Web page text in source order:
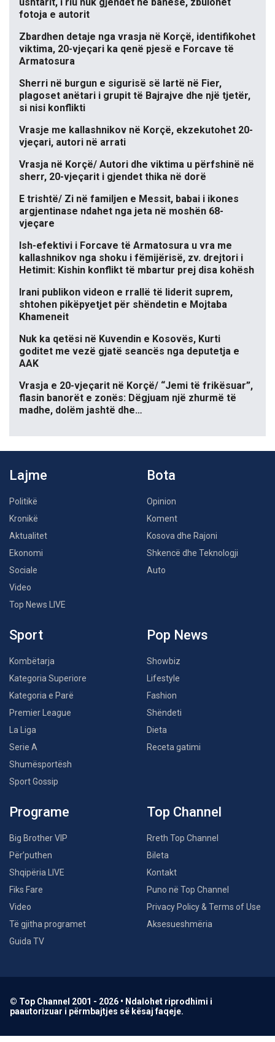
fotoja e autorit
Zbardhen detaje nga vrasja në Korçë, identifikohet
viktima, 20-vjeçari ka qenë pjesë e Forcave të
Armatosura
Sherri në burgun e sigurisë së lartë në Fier,
plagoset anëtari i grupit të Bajrajve dhe një tjetër,
si nisi konflikti
Vrasje me kallashnikov në Korçë, ekzekutohet 20-
vjeçari, autori në arrati
Vrasja në Korçë/ Autori dhe viktima u përfshinë në
sherr, 20-vjeçarit i gjendet thika në dorë
E trishtë/ Zi në familjen e Messit, babai i ikones
argjentinase ndahet nga jeta në moshën 68-
vjeçare
Ish-efektivi i Forcave të Armatosura u vra me
kallashnikov nga shoku i fëmijërisë, zv. drejtori i
Hetimit: Kishin konflikt të mbartur prej disa kohësh
Irani publikon videon e rrallë të liderit suprem,
shtohen pikëpyetjet për shëndetin e Mojtaba
Khameneit
Nuk ka qetësi në Kuvendin e Kosovës, Kurti
goditet me vezë gjatë seancës nga deputetja e
AAK
Vrasja e 20-vjeçarit në Korçë/ “Jemi të frikësuar”,
flasin banorët e zonës: Dëgjuam një zhurmë të
madhe, dolëm jashtë dhe…
Lajme
Politikë
Kronikë
Aktualitet
Ekonomi
Sociale
Video
Top News LIVE
Bota
Opinion
Koment
Kosova dhe Rajoni
Shkencë dhe Teknologji
Auto
Sport
Kombëtarja
Kategoria Superiore
Kategoria e Parë
Premier League
La Liga
Serie A
Shumësportësh
Sport Gossip
Pop News
Showbiz
Lifestyle
Fashion
Shëndeti
Dieta
Receta gatimi
Programe
Big Brother VIP
Për’puthen
Shqipëria LIVE
Fiks Fare
Video
Të gjitha programet
Guida TV
Top Channel
Rreth Top Channel
Bileta
Kontakt
Puno në Top Channel
Privacy Policy & Terms of Use
Aksesueshmëria
© Top Channel 2001 - 2026 • Ndalohet riprodhimi i
paautorizuar i përmbajtjes së kësaj faqeje.